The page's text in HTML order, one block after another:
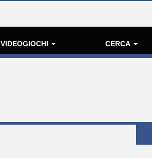
VIDEOGIOCHI CERCA